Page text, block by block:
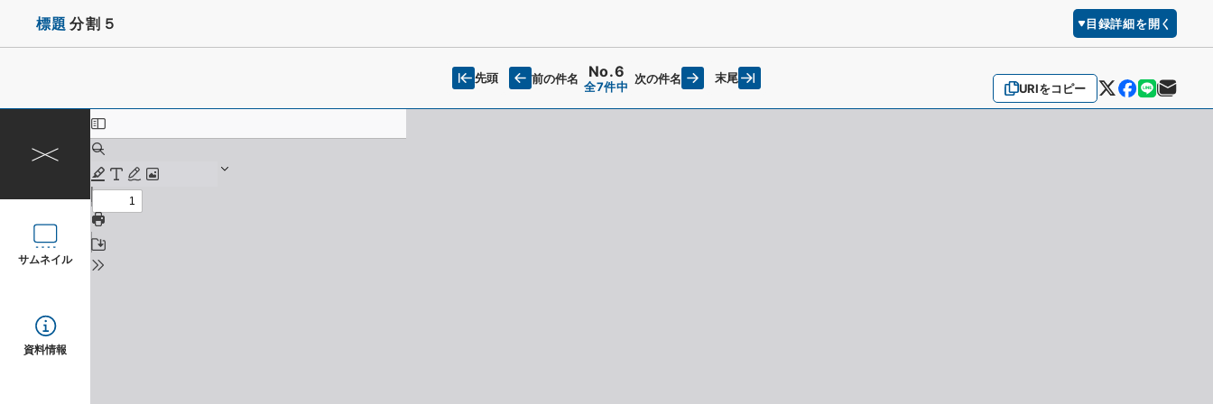
標題 分割５ 目録詳細を開く
URIをコピー
先頭 前の件名 No.6
全7件中
次の件名 末尾
サムネイル
資料情報